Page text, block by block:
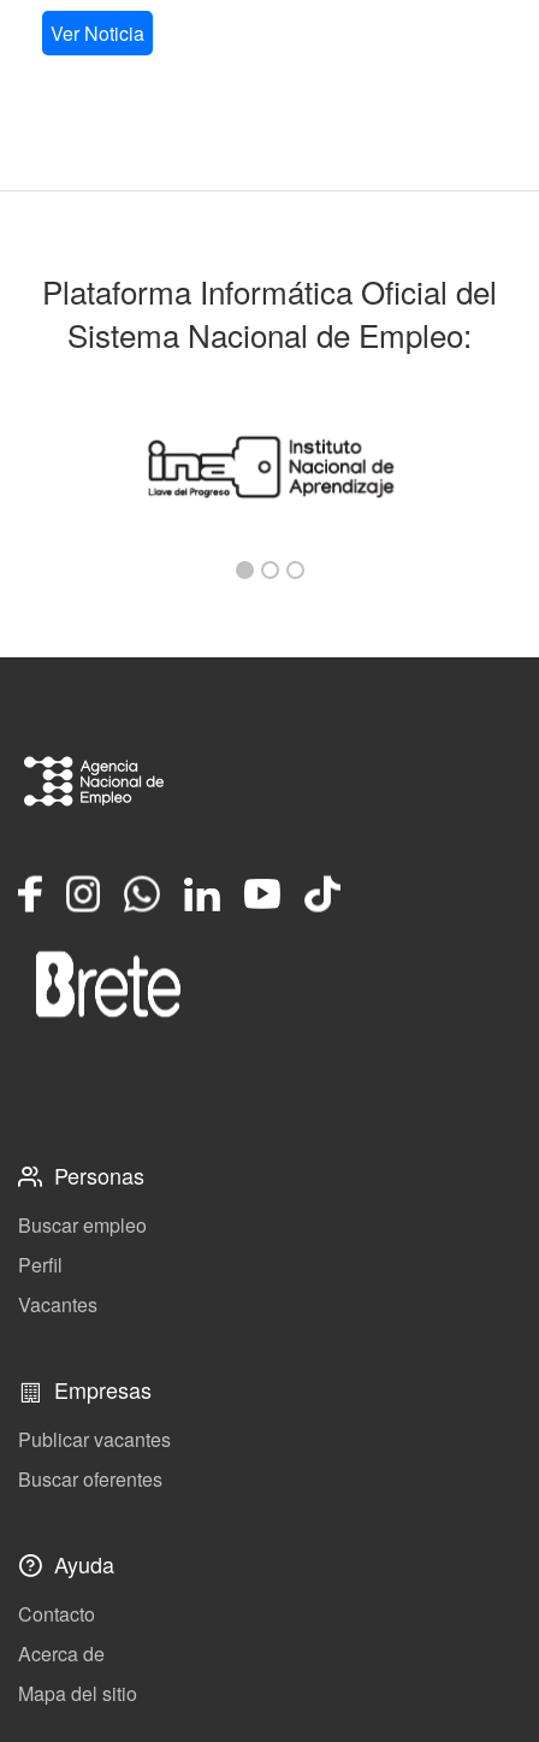
Ver Noticia
Plataforma Informática Oficial del
Sistema Nacional de Empleo:
FacebookInstagramWhatsappLinkedInYouTube
TikTok
Personas
Buscar empleo
Perfil
Vacantes
Empresas
Publicar vacantes
Buscar oferentes
Ayuda
Contacto
Acerca de
Mapa del sitio